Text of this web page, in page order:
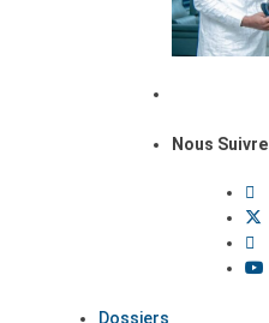
Nous Suivre
Dossiers